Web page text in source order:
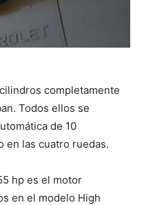
completamente
Todos ellos se
de 10
en las cuatro ruedas.
hp es el motor
en el modelo High